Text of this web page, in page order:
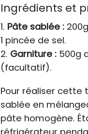
Ingrédients et
Pâte sablée :
1 pincée de sel.
Garniture : 500g
(facultatif).
Pour réaliser cette
sablée en
pâte homogène.